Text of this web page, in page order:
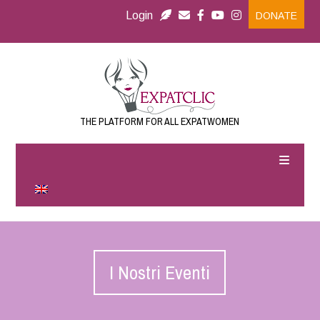
Login DONATE
THE PLATFORM FOR ALL EXPATWOMEN
I Nostri Eventi